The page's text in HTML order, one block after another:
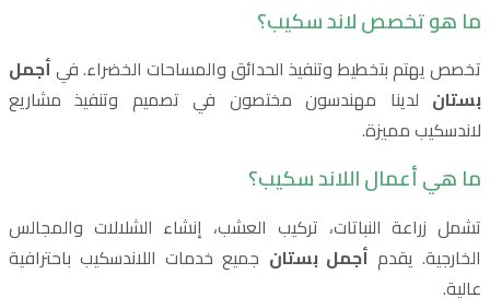
ما هو تخصص لاند سكيب؟
تخصص يهتم بتخطيط وتنفيذ الحدائق والمساحات الخضراء. فيأجمل
بستان لدينا مهندسون مختصون في تصميم وتنفيذ مشاريع
لاندسكيب مميزة.
ما هي أعمال اللاند سكيب؟
تشمل زراعة النباتات، تركيب العشب، إنشاء الشلالات والمجالس
الخارجية. يقدم أجمل بستان جميع خدمات اللاندسكيب باحترافية
عالية.